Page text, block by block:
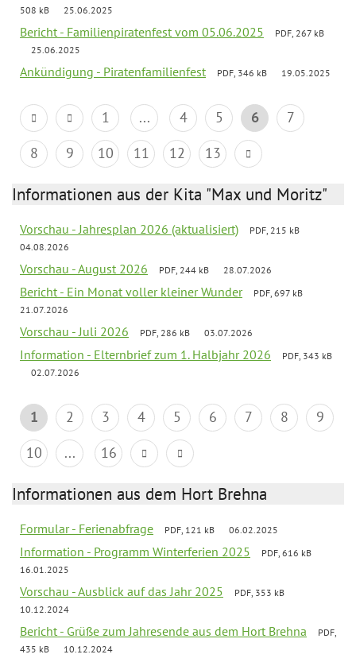
508 kB 25.06.2025
Bericht - Familienpiratenfest vom 05.06.2025
PDF, 267 kB
25.06.2025
Ankündigung - Piratenfamilienfest PDF, 346 kB 19.05.2025
1 ... 4 5 6
7
8
9 10 11 12 13
Informationen aus der Kita "Max und Moritz"
Vorschau - Jahresplan 2026 (aktualisiert)
PDF, 215 kB
04.08.2026
Vorschau - August 2026 PDF, 244 kB 28.07.2026
Bericht - Ein Monat voller kleiner Wunder
PDF, 697 kB
21.07.2026
Vorschau - Juli 2026 PDF, 286 kB 03.07.2026
Information - Elternbrief zum 1. Halbjahr 2026
PDF, 343 kB
02.07.2026
1 2 3 4 5 6 7 8
9
10
... 16
Informationen aus dem Hort Brehna
Formular - Ferienabfrage PDF, 121 kB 06.02.2025
Information - Programm Winterferien 2025
PDF, 616 kB
16.01.2025
Vorschau - Ausblick auf das Jahr 2025
PDF, 353 kB
10.12.2024
Bericht - Grüße zum Jahresende aus dem Hort Brehna
PDF,
435 kB
10.12.2024